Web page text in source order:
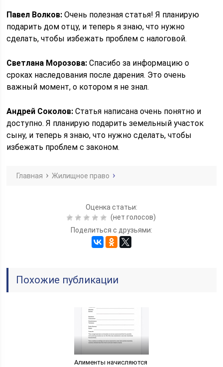
Павел Волков: Очень полезная статья! Я планирую
подарить дом отцу, и теперь я знаю, что нужно
сделать, чтобы избежать проблем с налоговой.
Светлана Морозова: Спасибо за информацию о
сроках наследования после дарения. Это очень
важный момент, о котором я не знал.
Андрей Соколов: Статья написана очень понятно и
доступно. Я планирую подарить земельный участок
сыну, и теперь я знаю, что нужно сделать, чтобы
избежать проблем с законом.
Главная Жилищное право
Оценка статьи:
(нет голосов)
Поделиться с друзьями:
Похожие публикации
Алименты начисляются